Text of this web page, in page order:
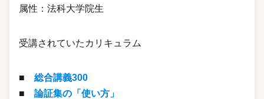
属性：法科大学院生
受講されていたカリキュラム
■ 総合講義300
■ 論証集の「使い方」